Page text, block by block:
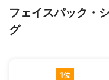
フェイスパック・
グ
1位